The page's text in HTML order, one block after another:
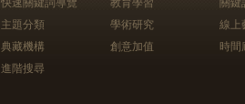
主題分類
典藏機構
進階搜尋
學術研究
創意加值
線上
時間